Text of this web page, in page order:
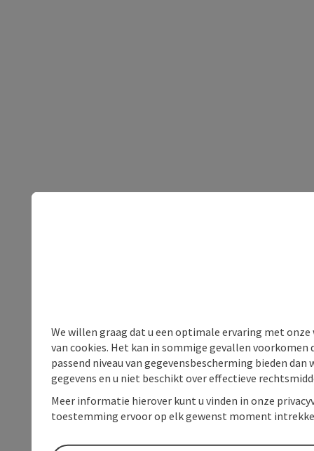
We willen graag dat u een optimale ervaring met
van cookies. Het kan in sommige gevallen voorkomen
passend niveau van gegevensbescherming bieden
gegevens en u niet beschikt over effectieve
Meer informatie hierover kunt u vinden in onze
toestemming ervoor op elk gewenst moment